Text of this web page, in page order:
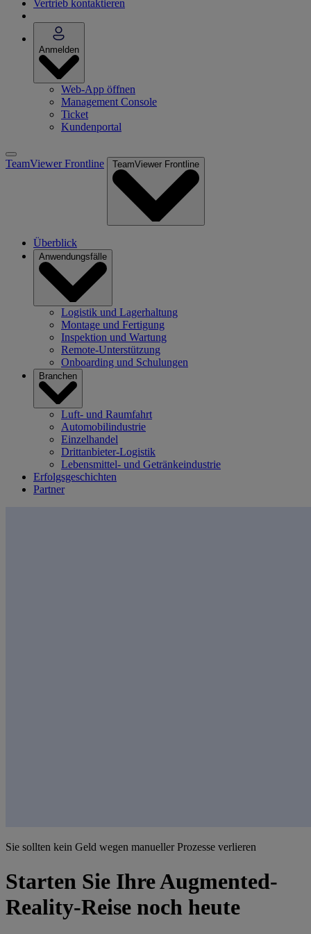
Vertrieb kontaktieren
Anmelden
Web-App öffnen
Management Console
Ticket
Kundenportal
TeamViewer Frontline TeamViewer Frontline
Überblick
Anwendungsfälle
Logistik und Lagerhaltung
Montage und Fertigung
Inspektion und Wartung
Remote-Unterstützung
Onboarding und Schulungen
Branchen
Luft- und Raumfahrt
Automobilindustrie
Einzelhandel
Drittanbieter-Logistik
Lebensmittel- und Getränkeindustrie
Erfolgsgeschichten
Partner
Sie sollten kein Geld wegen manueller Prozesse verlieren
Starten Sie Ihre Augmented-
Reality-Reise noch heute